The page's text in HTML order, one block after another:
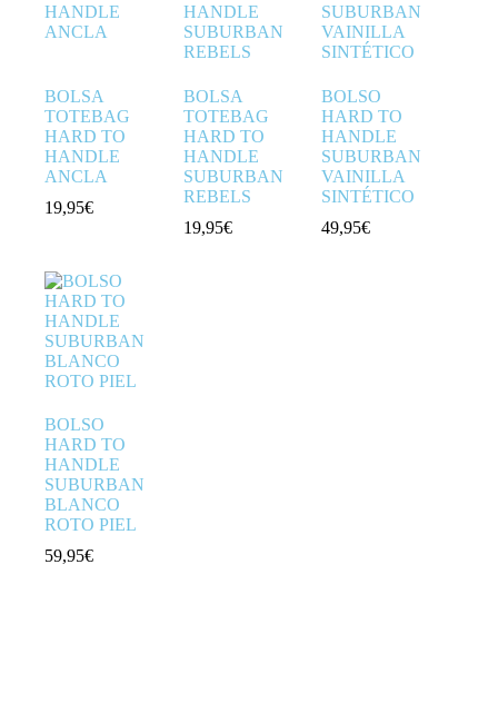
BOLSA
TOTEBAG
HARD TO
HANDLE
ANCLA
19,95€
BOLSA
TOTEBAG
HARD TO
HANDLE
SUBURBAN
REBELS
19,95€
BOLSO
HARD TO
HANDLE
SUBURBAN
VAINILLA
SINTÉTICO
49,95€
BOLSO
HARD TO
HANDLE
SUBURBAN
BLANCO
ROTO PIEL
59,95€